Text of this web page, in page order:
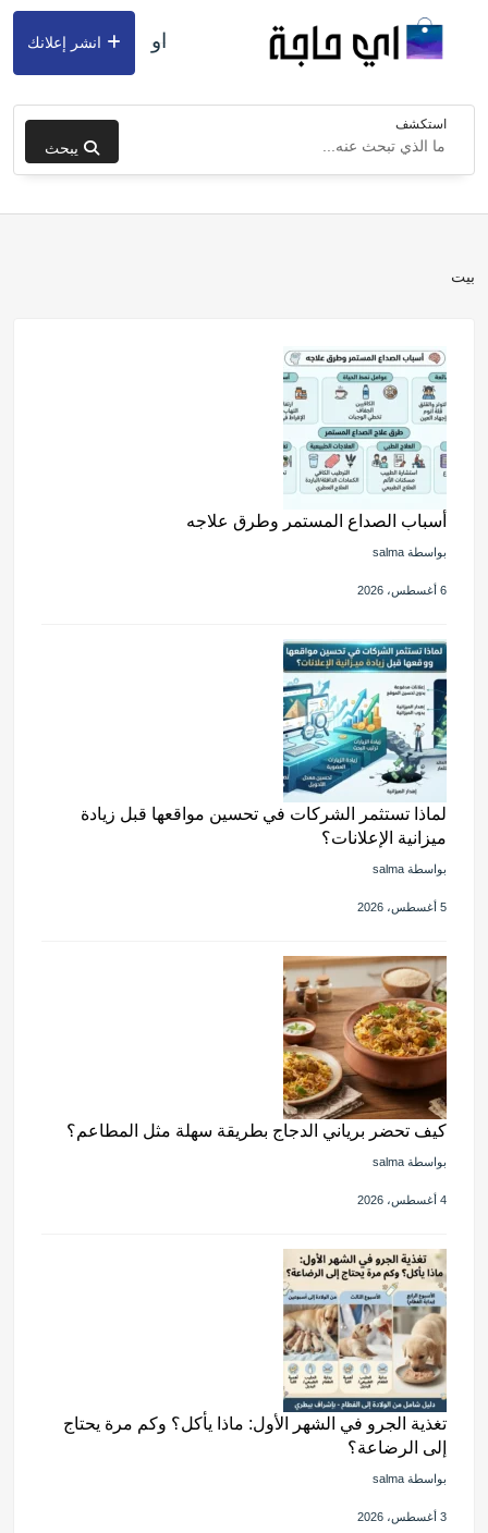
استكشف
يبحث
او انشر إعلانك
بيت
أسباب الصداع المستمر وطرق علاجه
بواسطة salma
6 أغسطس، 2026
لماذا تستثمر الشركات في تحسين مواقعها قبل زيادة
ميزانية الإعلانات؟
بواسطة salma
5 أغسطس، 2026
كيف تحضر برياني الدجاج بطريقة سهلة مثل المطاعم؟
بواسطة salma
4 أغسطس، 2026
تغذية الجرو في الشهر الأول: ماذا يأكل؟ وكم مرة يحتاج
إلى الرضاعة؟
بواسطة salma
3 أغسطس، 2026